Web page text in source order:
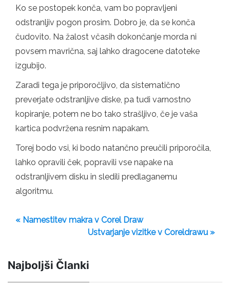
Ko se postopek konča, vam bo popravljeni
odstranljiv pogon prosim. Dobro je, da se konča
čudovito. Na žalost včasih dokončanje morda ni
povsem mavrična, saj lahko dragocene datoteke
izgubijo.
Zaradi tega je priporočljivo, da sistematično
preverjate odstranljive diske, pa tudi varnostno
kopiranje, potem ne bo tako strašljivo, če je vaša
kartica podvržena resnim napakam.
Torej bodo vsi, ki bodo natančno preučili priporočila,
lahko opravili ček, popravili vse napake na
odstranljivem disku in sledili predlaganemu
algoritmu.
« Namestitev makra v Corel Draw
Ustvarjanje vizitke v Coreldrawu »
Najboljši Članki